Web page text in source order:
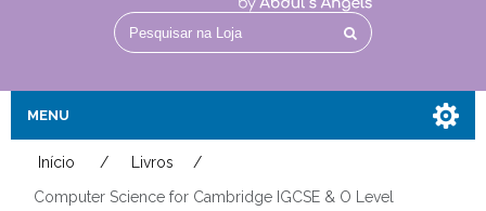
MENU
Início
Início / Livros
/
Computer Science for Cambridge IGCSE & O Level